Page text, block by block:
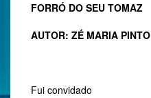
FORRÓ DO SEU TOMAZ
AUTOR: ZÉ MARIA PINTO
Fui convidado